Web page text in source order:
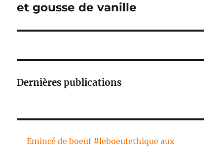
suivante :
et gousse de vanille
Dernières publications
Emincé de boeuf #leboeufethique aux